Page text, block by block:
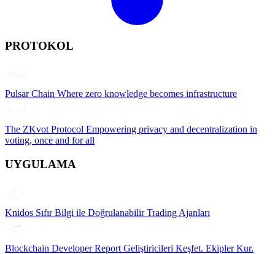
PROTOKOL
Pulsar Chain Where zero knowledge becomes infrastructure
The ZKvot Protocol Empowering privacy and decentralization in
voting, once and for all
UYGULAMA
Knidos Sıfır Bilgi ile Doğrulanabilir Trading Ajanları
Blockchain Developer Report Geliştiricileri Keşfet. Ekipler Kur.